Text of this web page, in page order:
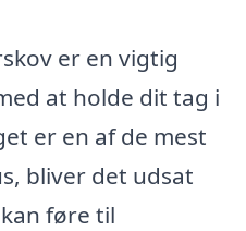
er en vigtig
at holde dit tag i
er en af de mest
bliver det udsat
føre til